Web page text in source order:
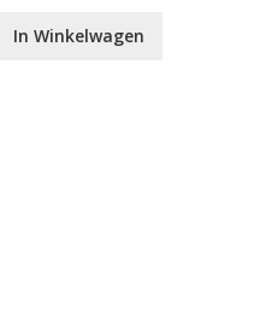
In Winkelwagen